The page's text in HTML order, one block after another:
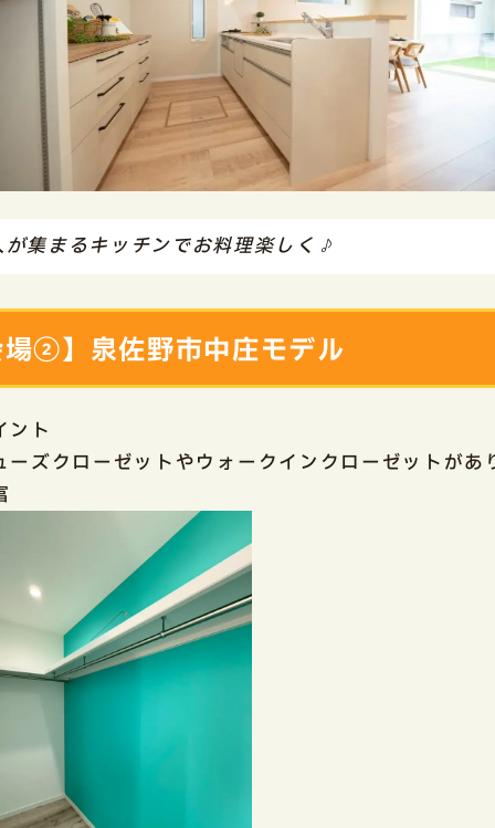
が集まるキッチンでお料理楽しく♪
②】泉佐野市中庄モデル
ント
ーズクローゼットやウォークインクローゼットがあ